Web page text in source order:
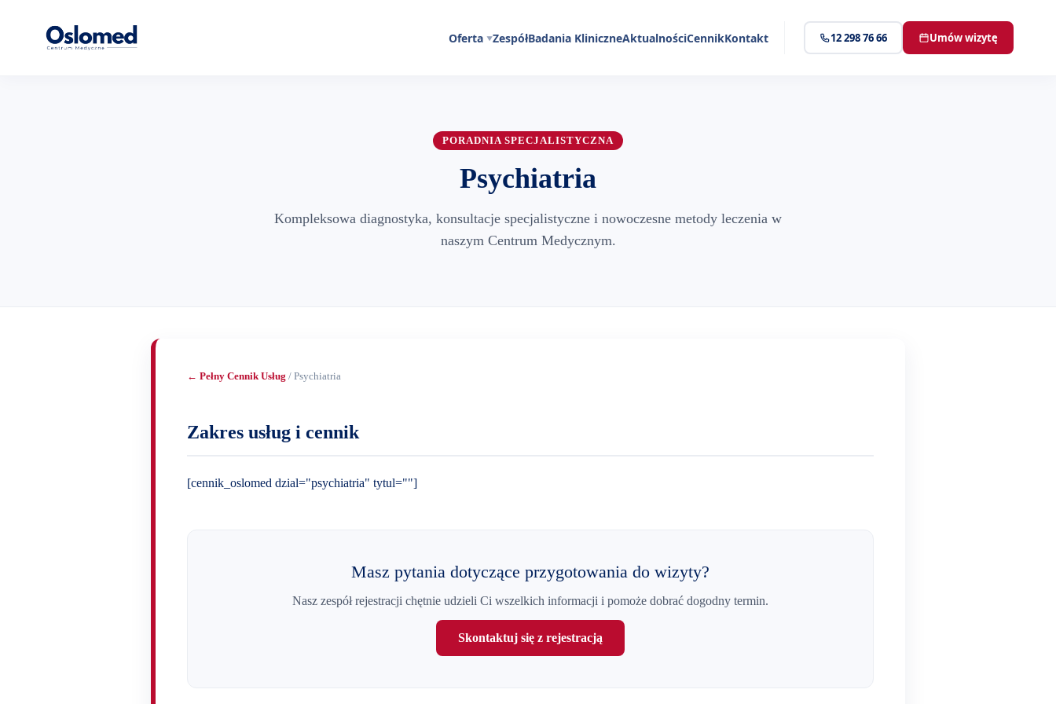
Oferta ZespółBadania KliniczneAktualnościCennikKontakt 12 298 76 66 Umów wizytę
PORADNIA SPECJALISTYCZNA
Psychiatria
Kompleksowa diagnostyka, konsultacje specjalistyczne i nowoczesne metody leczenia w
naszym Centrum Medycznym.
← Pełny Cennik Usług / Psychiatria
Zakres usług i cennik
[cennik_oslomed dzial="psychiatria" tytul=""]
Masz pytania dotyczące przygotowania do wizyty?
Nasz zespół rejestracji chętnie udzieli Ci wszelkich informacji i pomoże dobrać dogodny termin.
Skontaktuj się z rejestracją